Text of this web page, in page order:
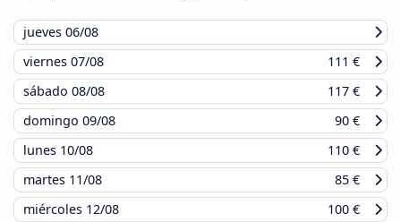
jueves 06/08
viernes 07/08
111 €
sábado 08/08
117 €
domingo 09/08
90 €
lunes 10/08
110 €
martes 11/08
85 €
miércoles 12/08 100 €